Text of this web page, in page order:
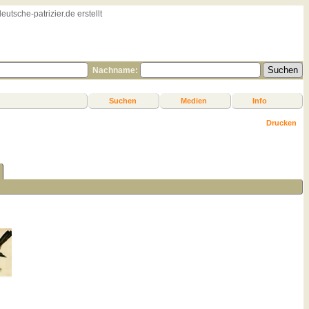
patrizier.de erstellt
Nachname:
Suchen Medien Info
Drucken